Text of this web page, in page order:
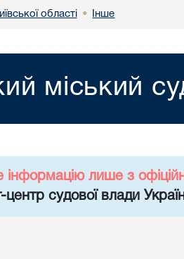
області • Інше
міський
інформацію лише з
судової влади